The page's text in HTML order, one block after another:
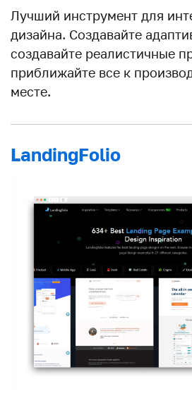
Лучший инструмент для
дизайна. Создавайте
создавайте реалистичные
приближайте все к
месте.
LandingFolio